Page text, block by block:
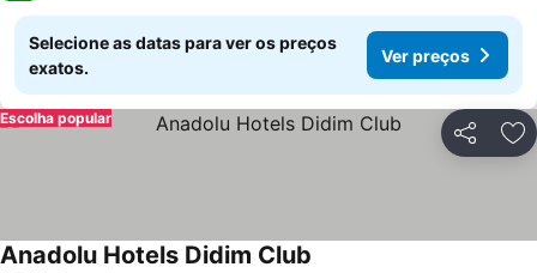
Selecione as datas para ver os preços
exatos.
Ver preços
Partilhar
Escolha popular
Anadolu Hotels Didim Club